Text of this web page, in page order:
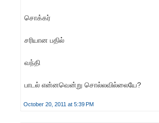
சொக்கர்
சரியான பதில்
வந்தி
பாடல் என்னவென்று சொல்லவில்லையே?
October 20, 2011 at 5:39 PM